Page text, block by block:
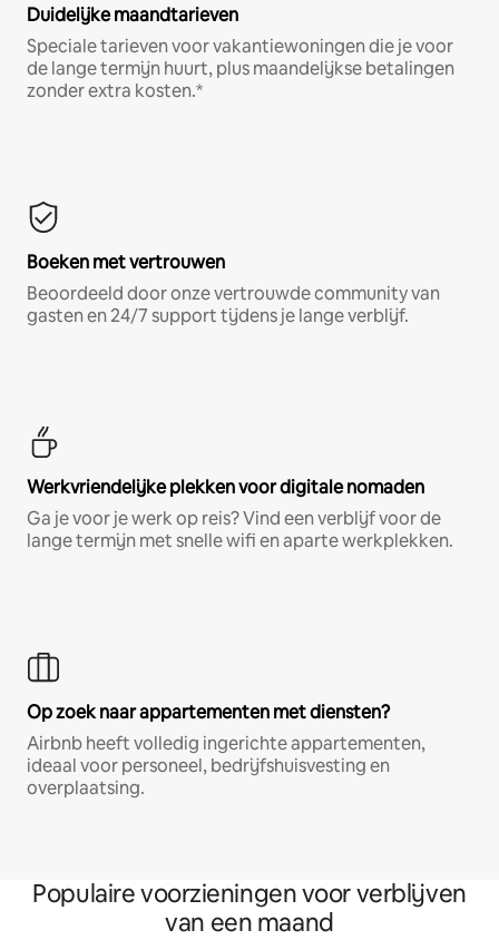
Duidelijke maandtarieven
Speciale tarieven voor vakantiewoningen die je voor
de lange termijn huurt, plus maandelijkse betalingen
zonder extra kosten.*
Boeken met vertrouwen
Beoordeeld door onze vertrouwde community van
gasten en 24/7 support tijdens je lange verblijf.
Werkvriendelijke plekken voor digitale nomaden
Ga je voor je werk op reis? Vind een verblijf voor de
lange termijn met snelle wifi en aparte werkplekken.
Op zoek naar appartementen met diensten?
Airbnb heeft volledig ingerichte appartementen,
ideaal voor personeel, bedrijfshuisvesting en
overplaatsing.
Populaire voorzieningen voor verblijven
van een maand